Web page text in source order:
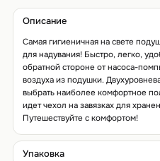
Описание
Самая гигиеничная на свете
для надувания! Быстро, легко,
обратной стороне от насоса-
воздуха из подушки.
выбрать наиболее комфортное
идет чехол на завязках для
Путешествуйте с комфортом!
Упаковка